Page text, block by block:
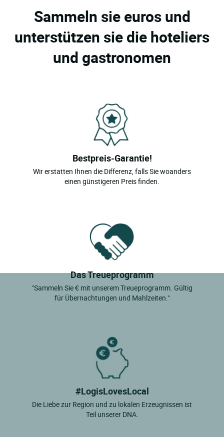
Sammeln sie euros und
unterstützen sie die hoteliers
und gastronomen
Bestpreis-Garantie!
Wir erstatten Ihnen die Differenz, falls Sie woanders
einen günstigeren Preis finden.
Das Treueprogramm
"Sammeln Sie € mit unserem Treueprogramm. Gültig
für Übernachtungen und Mahlzeiten."
#LogisLovesLocal
Die Liebe zur Region und zu lokalen Erzeugnissen ist
Teil unserer DNA.